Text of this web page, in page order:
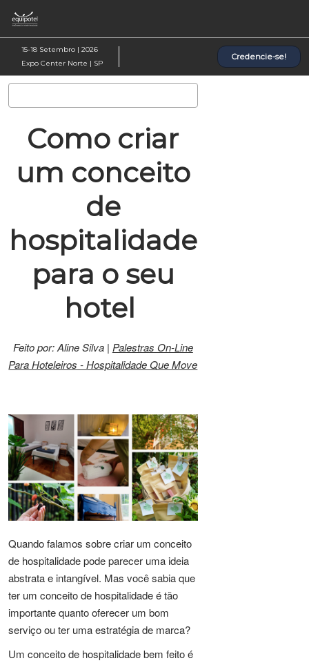
para
o
conteúdo
15-18 Setembro | 2026
Expo Center Norte | SP
Credencie-se!
Como criar
um conceito
de
hospitalidade
para o seu
hotel
Feito por: Aline Silva | Palestras On-Line
Para Hoteleiros - Hospitalidade Que Move
Quando falamos sobre criar um conceito
de hospitalidade pode parecer uma ideia
abstrata e intangível. Mas você sabia que
ter um conceito de hospitalidade é tão
importante quanto oferecer um bom
serviço ou ter uma estratégia de marca?
Um conceito de hospitalidade bem feito é